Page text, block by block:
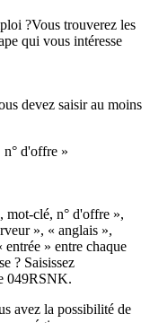
?Vous trouverez les
qui vous intéresse
devez saisir au moins
n° d'offre »
mot-clé, n° d'offre »,
», « anglais »,
entrée » entre chaque
? Saisissez
049RSNK.
avez la possibilité de